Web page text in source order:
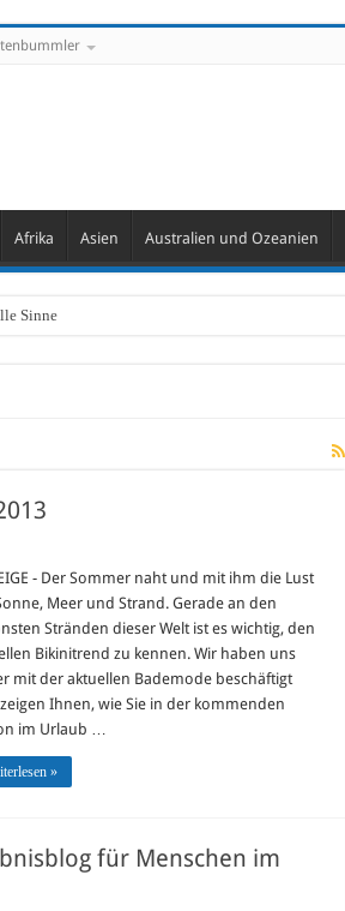
Afrika Asien Australien und Ozeanien
Sinne
- Der Sommer naht und mit ihm die Lust
Meer und Strand. Gerade an den
Stränden dieser Welt ist es wichtig, den
Bikinitrend zu kennen. Wir haben uns
mit der aktuellen Bademode beschäftigt
Ihnen, wie Sie in der kommenden
im Urlaub …
»
für Menschen im